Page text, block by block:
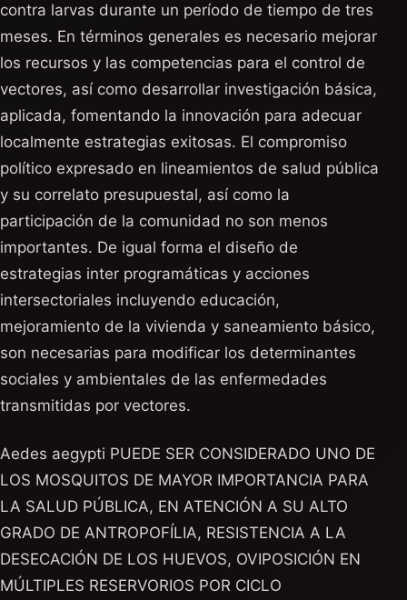
contra larvas durante un período de tiempo de tres
meses. En términos generales es necesario mejorar
los recursos y las competencias para el control de
vectores, así como desarrollar investigación básica,
aplicada, fomentando la innovación para adecuar
localmente estrategias exitosas. El compromiso
político expresado en lineamientos de salud pública
y su correlato presupuestal, así como la
participación de la comunidad no son menos
importantes. De igual forma el diseño de
estrategias inter programáticas y acciones
intersectoriales incluyendo educación,
mejoramiento de la vivienda y saneamiento básico,
son necesarias para modificar los determinantes
sociales y ambientales de las enfermedades
transmitidas por vectores.
Aedes aegypti PUEDE SER CONSIDERADO UNO DE
LOS MOSQUITOS DE MAYOR IMPORTANCIA PARA
LA SALUD PÚBLICA, EN ATENCIÓN A SU ALTO
GRADO DE ANTROPOFÍLIA, RESISTENCIA A LA
DESECACIÓN DE LOS HUEVOS, OVIPOSICIÓN EN
MÚLTIPLES RESERVORIOS POR CICLO